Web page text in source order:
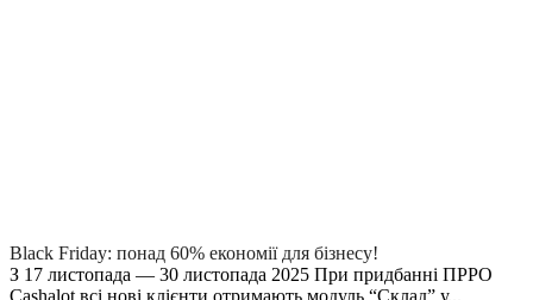
Black Friday: понад 60% економії для бізнесу!
З 17 листопада — 30 листопада 2025 При придбанні ПРРО